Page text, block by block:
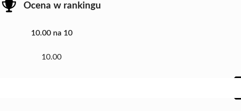
Ocena w rankingu
10.00 na 10
10.00